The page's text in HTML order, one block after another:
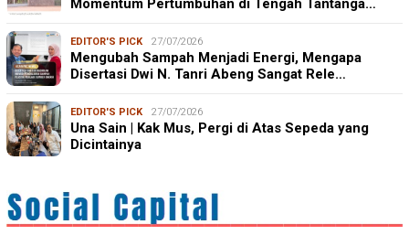
Momentum Pertumbuhan di Tengah Tantanga…
EDITOR'S PICK 27/07/2026
Mengubah Sampah Menjadi Energi, Mengapa
Disertasi Dwi N. Tanri Abeng Sangat Rele…
EDITOR'S PICK 27/07/2026
Una Sain | Kak Mus, Pergi di Atas Sepeda yang
Dicintainya